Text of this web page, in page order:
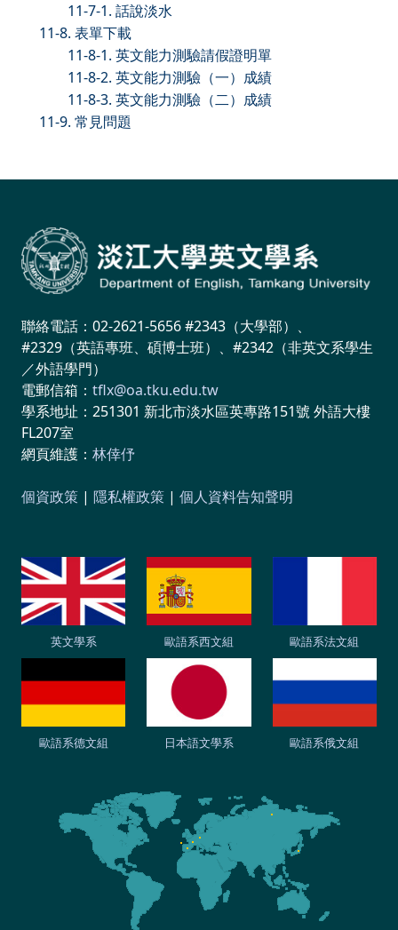
11-7-1. 話說淡水
11-8. 表單下載
11-8-1. 英文能力測驗請假證明單
11-8-2. 英文能力測驗（一）成績
11-8-3. 英文能力測驗（二）成績
11-9. 常見問題
聯絡電話：02-2621-5656 #2343（大學部）、
#2329（英語專班、碩博士班）、#2342（非英文系學生
／外語學門）
電郵信箱： tflx@oa.tku.edu.tw
學系地址：251301 新北市淡水區英專路151號 外語大樓
FL207室
網頁維護： 林倖伃
個資政策 | 隱私權政策 | 個人資料告知聲明
英文學系 歐語系西文組 歐語系法文組
歐語系德文組 日本語文學系 歐語系俄文組